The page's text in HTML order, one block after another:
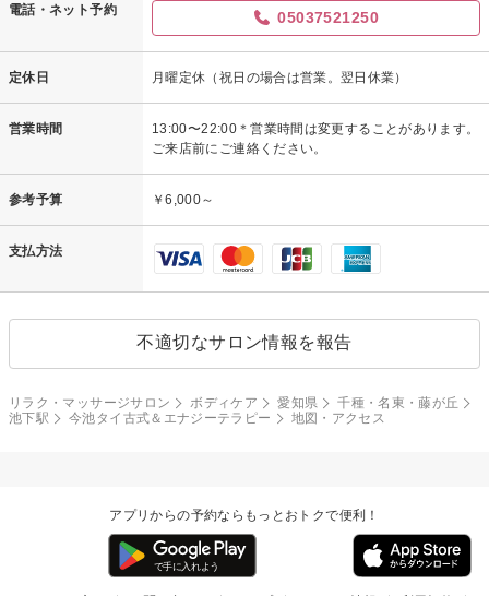
電話・ネット予約 05037521250
定休日 月曜定休（祝日の場合は営業。翌日休業）
営業時間
13:00〜22:00＊営業時間は変更することがあります。
ご来店前にご連絡ください。
参考予算 ￥6,000～
支払方法
不適切なサロン情報を報告
リラク・マッサージサロン ボディケア 愛知県
千種・名東・藤が丘
池下駅
今池タイ古式＆エナジーテラピー 地図・アクセス
アプリからの予約ならもっとおトクで便利！